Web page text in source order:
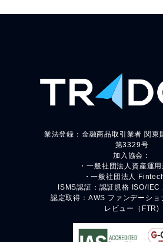
業法登録：金融商品取引業者 関東
第3329号
加入協会：
・一般社団法人資産運
・一般社団法人
ISMS認証：認証規格 ISO/
認定取得：AWS ファンデーショ
レビュー（FTR)